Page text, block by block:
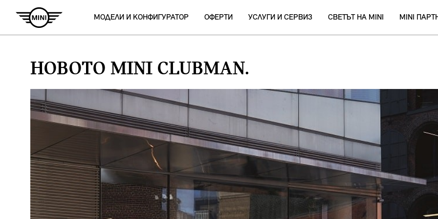
МОДЕЛИ И КОНФИГУРАТОР ОФЕРТИ УСЛУГИ И СЕРВИЗ СВЕТЪТ НА MINI MINI
НОВОТО MINI CLUBMAN.